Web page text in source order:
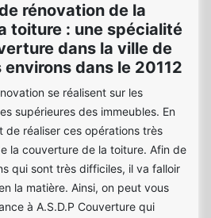
rénovation de la
toiture : une spécialité
dans la ville de
dans le 20112
se réalisent sur les
supérieures des immeubles. En
de réaliser ces opérations très
la couverture de la toiture. Afin de
qui sont très difficiles, il va falloir
la matière. Ainsi, on peut vous
à A.S.D.P Couverture qui